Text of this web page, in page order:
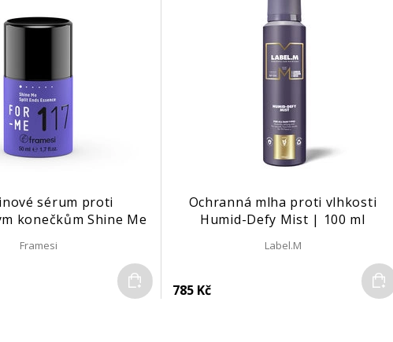
sérum proti
konečkům Shine Me
Framesi
Do košíku
Ochranná mlha proti vlhkosti
Humid-Defy Mist | 100 ml
Label.M
785 Kč